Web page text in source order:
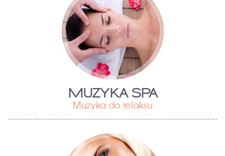
MUZYKA SPA
Muzyka do relaksu